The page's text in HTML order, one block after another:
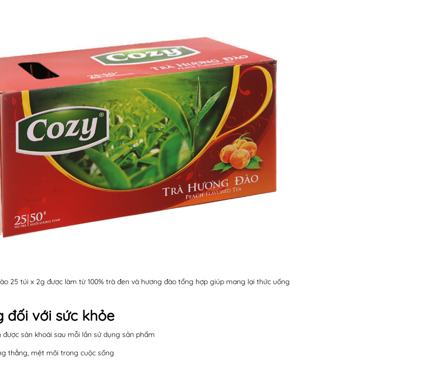
25 túi x 2g được làm từ 100% trà đen và hương đào tổng hợp giúp mang lại thức uống
đối với sức khỏe
được sản khoái sau mỗi lần sử dụng sản phẩm
thẳng, mệt mõi trong cuộc sống